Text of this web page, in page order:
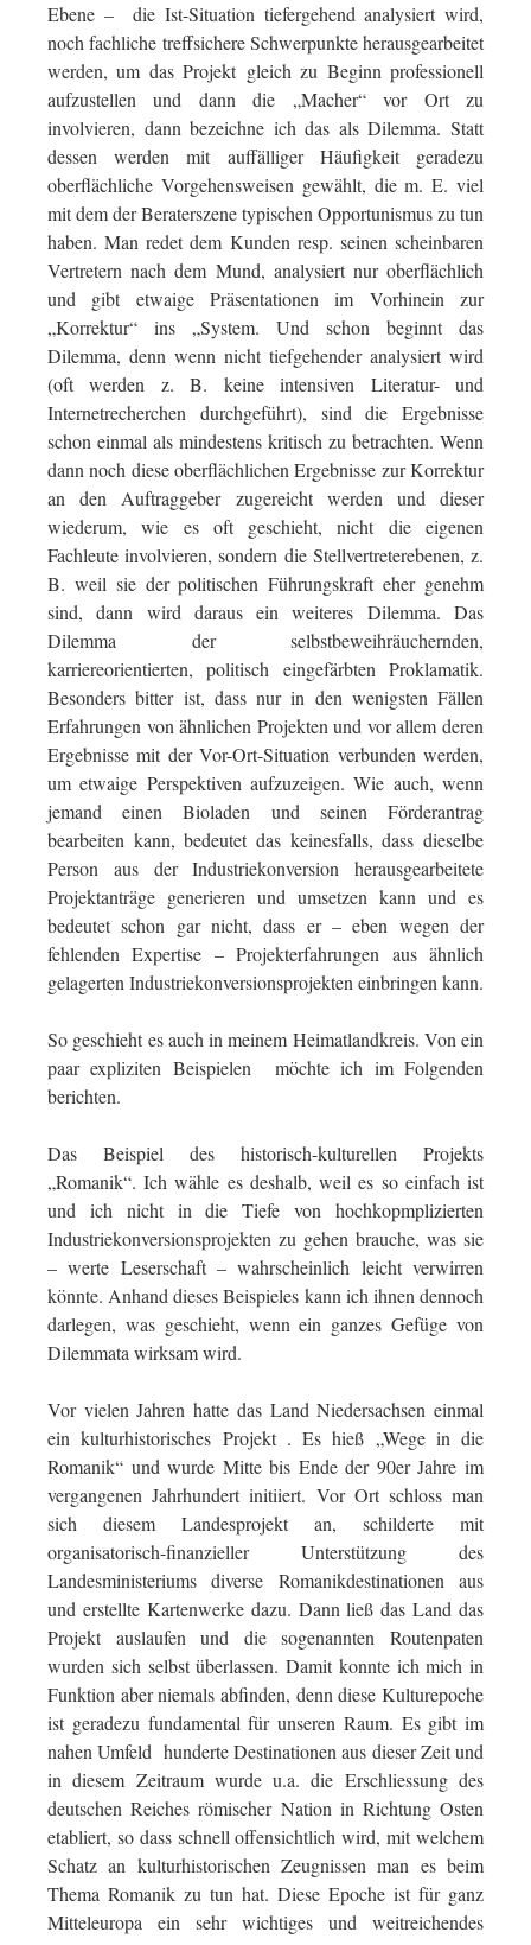
Ebene – die Ist-Situation tiefergehend analysiert wird,
noch fachliche treffsichere Schwerpunkte herausgearbeitet
werden, um das Projekt gleich zu Beginn professionell
aufzustellen und dann die „Macher“ vor Ort zu
involvieren, dann bezeichne ich das als Dilemma. Statt
dessen werden mit auffälliger Häufigkeit geradezu
oberflächliche Vorgehensweisen gewählt, die m. E. viel
mit dem der Beraterszene typischen Opportunismus zu tun
haben. Man redet dem Kunden resp. seinen scheinbaren
Vertretern nach dem Mund, analysiert nur oberflächlich
und gibt etwaige Präsentationen im Vorhinein zur
„Korrektur“ ins „System. Und schon beginnt das
Dilemma, denn wenn nicht tiefgehender analysiert wird
(oft werden z. B. keine intensiven Literatur- und
Internetrecherchen durchgeführt), sind die Ergebnisse
schon einmal als mindestens kritisch zu betrachten. Wenn
dann noch diese oberflächlichen Ergebnisse zur Korrektur
an den Auftraggeber zugereicht werden und dieser
wiederum, wie es oft geschieht, nicht die eigenen
Fachleute involvieren, sondern die Stellvertreterebenen, z.
B. weil sie der politischen Führungskraft eher genehm
sind, dann wird daraus ein weiteres Dilemma. Das
Dilemma der selbstbeweihräuchernden,
karriereorientierten, politisch eingefärbten Proklamatik.
Besonders bitter ist, dass nur in den wenigsten Fällen
Erfahrungen von ähnlichen Projekten und vor allem deren
Ergebnisse mit der Vor-Ort-Situation verbunden werden,
um etwaige Perspektiven aufzuzeigen. Wie auch, wenn
jemand einen Bioladen und seinen Förderantrag
bearbeiten kann, bedeutet das keinesfalls, dass dieselbe
Person aus der Industriekonversion herausgearbeitete
Projektanträge generieren und umsetzen kann und es
bedeutet schon gar nicht, dass er – eben wegen der
fehlenden Expertise – Projekterfahrungen aus ähnlich
gelagerten Industriekonversionsprojekten einbringen kann.
So geschieht es auch in meinem Heimatlandkreis. Von ein
paar expliziten Beispielen möchte ich im Folgenden
berichten.
Das Beispiel des historisch-kulturellen Projekts
„Romanik“. Ich wähle es deshalb, weil es so einfach ist
und ich nicht in die Tiefe von hochkopmplizierten
Industriekonversionsprojekten zu gehen brauche, was sie
– werte Leserschaft – wahrscheinlich leicht verwirren
könnte. Anhand dieses Beispieles kann ich ihnen dennoch
darlegen, was geschieht, wenn ein ganzes Gefüge von
Dilemmata wirksam wird.
Vor vielen Jahren hatte das Land Niedersachsen einmal
ein kulturhistorisches Projekt . Es hieß „Wege in die
Romanik“ und wurde Mitte bis Ende der 90er Jahre im
vergangenen Jahrhundert initiiert. Vor Ort schloss man
sich diesem Landesprojekt an, schilderte mit
organisatorisch-finanzieller Unterstützung des
Landesministeriums diverse Romanikdestinationen aus
und erstellte Kartenwerke dazu. Dann ließ das Land das
Projekt auslaufen und die sogenannten Routenpaten
wurden sich selbst überlassen. Damit konnte ich mich in
Funktion aber niemals abfinden, denn diese Kulturepoche
ist geradezu fundamental für unseren Raum. Es gibt im
nahen Umfeld hunderte Destinationen aus dieser Zeit und
in diesem Zeitraum wurde u.a. die Erschliessung des
deutschen Reiches römischer Nation in Richtung Osten
etabliert, so dass schnell offensichtlich wird, mit welchem
Schatz an kulturhistorischen Zeugnissen man es beim
Thema Romanik zu tun hat. Diese Epoche ist für ganz
Mitteleuropa ein sehr wichtiges und weitreichendes